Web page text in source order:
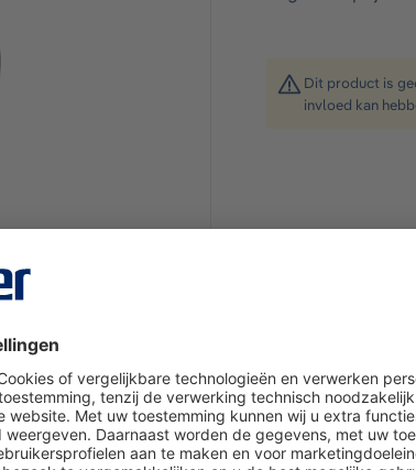
Dit product is
invloed kan